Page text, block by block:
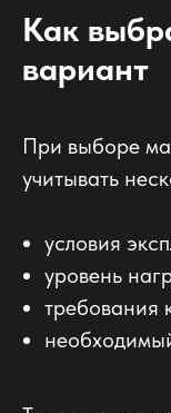
Как
вариант
При выборе
учитывать
условия
уровень
требования